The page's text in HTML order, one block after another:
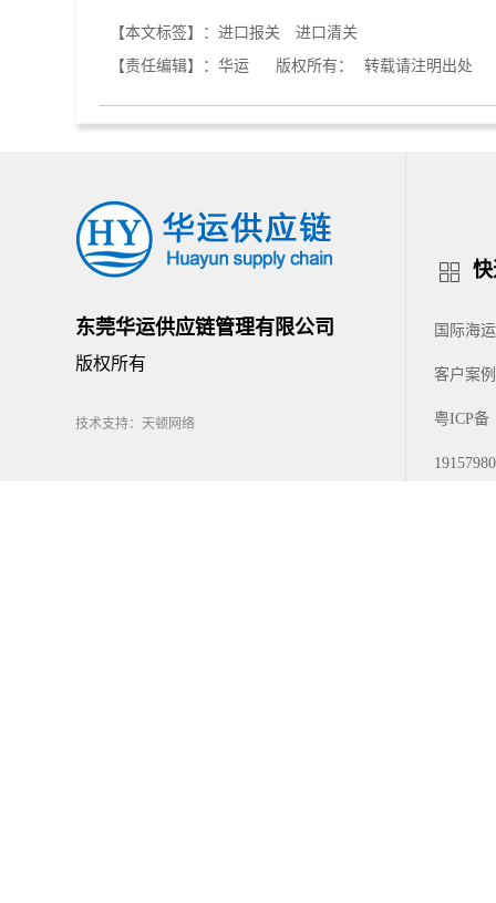
【本文标签】： 进口报关
进口清关
【责任编辑】： 华运 版权所有： 转载请注明出处
东莞华运供应链管理有限公司
版权所有
技术支持：天顿网络
国际海运
客户案例
粤ICP备